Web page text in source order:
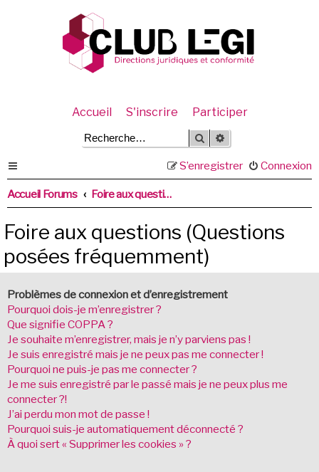
Accueil S'inscrire Participer
Rechercher
Connexion
S’enregistrer
Accueil Forums Foire aux questions (Questions posées fréquemment)
Foire aux questions (Questions
posées fréquemment)
Problèmes de connexion et d’enregistrement
Pourquoi dois-je m’enregistrer ?
Que signifie COPPA ?
Je souhaite m’enregistrer, mais je n’y parviens pas !
Je suis enregistré mais je ne peux pas me connecter !
Pourquoi ne puis-je pas me connecter ?
Je me suis enregistré par le passé mais je ne peux plus me
connecter ?!
J’ai perdu mon mot de passe !
Pourquoi suis-je automatiquement déconnecté ?
À quoi sert « Supprimer les cookies » ?